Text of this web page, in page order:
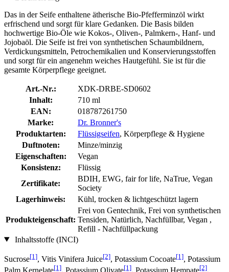
Das in der Seife enthaltene ätherische Bio-Pfefferminzöl wirkt
erfrischend und sorgt für klare Gedanken. Die Basis bilden
hochwertige Bio-Öle wie Kokos-, Oliven-, Palmkern-, Hanf- und
Jojobaöl. Die Seife ist frei von synthetischen Schaumbildnern,
Verdickungsmitteln, Petrochemikalien und Konservierungsstoffen
und sorgt für ein angenehm weiches Hautgefühl. Sie ist für die
gesamte Körperpflege geeignet.
Art.-Nr.:
XDK-DRBE-SD0602
Inhalt:
710 ml
EAN:
018787261750
Marke:
Dr. Bronner's
Produktarten:
Flüssigseifen, Körperpflege & Hygiene
Duftnoten:
Minze/minzig
Eigenschaften:
Vegan
Konsistenz:
Flüssig
Zertifikate:
BDIH, EWG, fair for life, NaTrue, Vegan
Society
Lagerhinweis:
Kühl, trocken & lichtgeschützt lagern
Produkteigenschaft:
Frei von Gentechnik, Frei von synthetischen
Tensiden, Natürlich, Nachfüllbar, Vegan ,
Refill - Nachfüllpackung
Inhaltsstoffe (INCI)
Sucrose[1], Vitis Vinifera Juice[2], Potassium Cocoate[1], Potassium
[1] [1] [2]